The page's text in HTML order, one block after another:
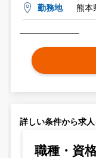
勤務地 熊本
詳しい条件から求
職種・資